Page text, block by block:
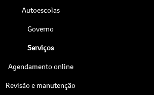
Autoescolas
Governo
Serviços
Agendamento online
Revisão e manutenção